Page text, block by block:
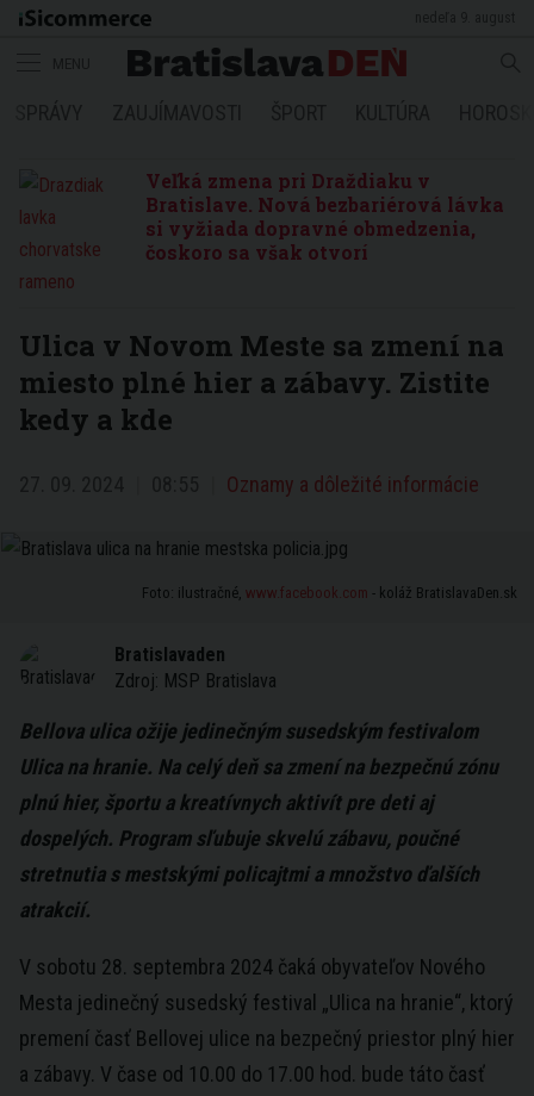
Veľká zmena pri Draždiaku v
Bratislave. Nová bezbariérová lávka
si vyžiada dopravné obmedzenia,
čoskoro sa však otvorí
Ulica v Novom Meste sa zmení na
miesto plné hier a zábavy. Zistite
kedy a kde
Oznamy a dôležité informácie
Foto: ilustračné, www.facebook.com - koláž BratislavaDen.sk
Bratislavaden
Zdroj: MSP Bratislava
Bellova ulica ožije jedinečným susedským festivalom
Ulica na hranie. Na celý deň sa zmení na bezpečnú zónu
plnú hier, športu a kreatívnych aktivít pre deti aj
dospelých. Program sľubuje skvelú zábavu, poučné
stretnutia s mestskými policajtmi a množstvo ďalších
atrakcií.
V sobotu 28. septembra 2024 čaká obyvateľov Nového
Mesta jedinečný susedský festival „Ulica na hranie“, ktorý
premení časť Bellovej ulice na bezpečný priestor plný hier
a zábavy. V čase od 10.00 do 17.00 hod. bude táto časť